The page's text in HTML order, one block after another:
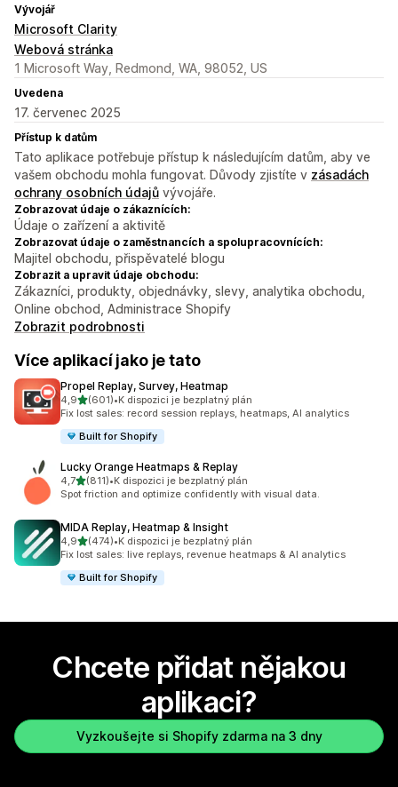
Vývojář
Microsoft Clarity
Webová stránka
1 Microsoft Way, Redmond, WA, 98052, US
Uvedena
17. červenec 2025
Přístup k datům
Tato aplikace potřebuje přístup k následujícím datům, aby ve
vašem obchodu mohla fungovat. Důvody zjistíte v zásadách
ochrany osobních údajů vývojáře.
Zobrazovat údaje o zákaznících:
Údaje o zařízení a aktivitě
Zobrazovat údaje o zaměstnancích a spolupracovnících:
Majitel obchodu, přispěvatelé blogu
Zobrazit a upravit údaje obchodu:
Zákazníci, produkty, objednávky, slevy, analytika obchodu,
Online obchod, Administrace Shopify
Zobrazit podrobnosti
Více aplikací jako je tato
Propel Replay, Survey, Heatmap
4,9z 5 hvězd
(601)
Celkový počet recenzí: 601
•K dispozici je bezplatný plán
Fix lost sales: record session replays, heatmaps, AI analytics
Built for Shopify
Lucky Orange Heatmaps & Replay
4,7z 5 hvězd
(811)
Celkový počet recenzí: 811
•K dispozici je bezplatný plán
Spot friction and optimize confidently with visual data.
MIDA Replay, Heatmap & Insight
4,9z 5 hvězd
(474)
Celkový počet recenzí: 474
•K dispozici je bezplatný plán
Fix lost sales: live replays, revenue heatmaps & AI analytics
Built for Shopify
Chcete přidat nějakou
aplikaci?
Vyzkoušejte si Shopify zdarma na 3 dny